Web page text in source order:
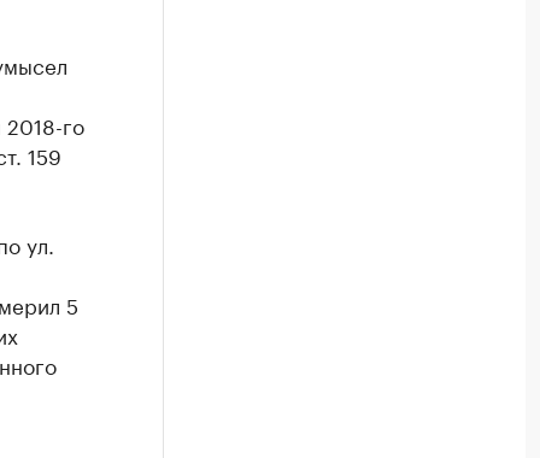
2018-го
159
ул.
5